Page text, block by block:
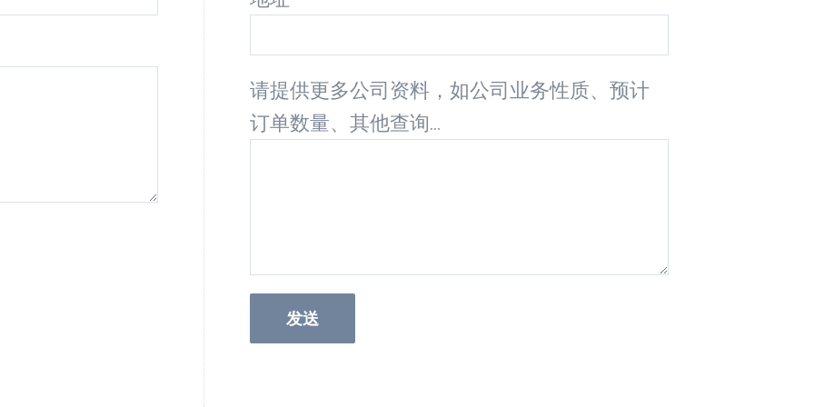
请提供更多公司资料，如公司业务性质、预计
订单数量、其他查询...